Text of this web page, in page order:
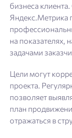
бизнеса
Яндекс.Метрика
на показателях,
задачами
Цели могут
проекта.
позволяет
план
отражаться в